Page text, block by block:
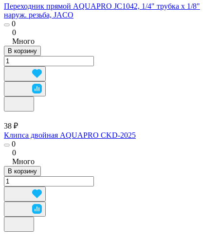
Переходник прямой AQUAPRO JC1042, 1/4" трубка х 1/8"
наруж. резьба, JACO
0
0
Много
В корзину
38 ₽
Клипса двойная AQUAPRO CKD-2025
0
0
Много
В корзину